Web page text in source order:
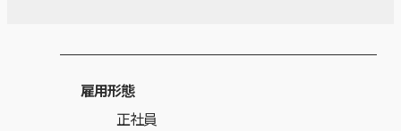
雇用形態
正社員